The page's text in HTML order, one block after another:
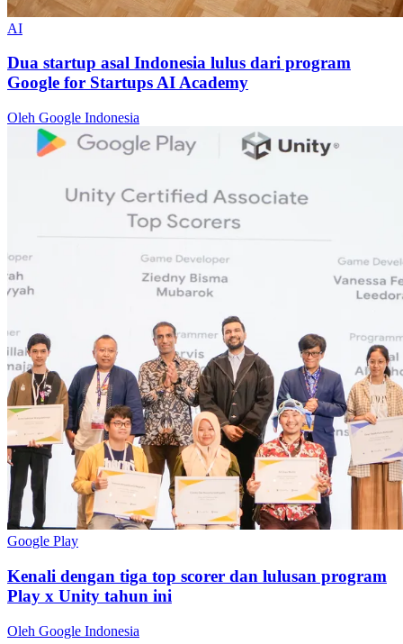
AI
Dua startup asal Indonesia lulus dari program
Google for Startups AI Academy
Oleh Google Indonesia
Google Play
Kenali dengan tiga top scorer dan lulusan program
Play x Unity tahun ini
Oleh Google Indonesia